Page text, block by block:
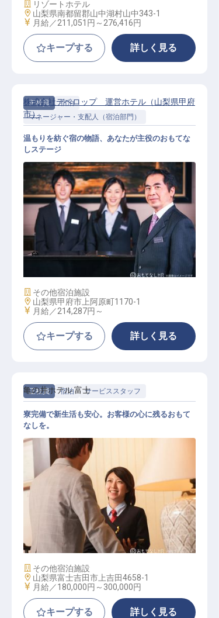
施設業態
リゾートホテル
勤務地
山梨県南都留郡山中湖村山中343-1
給与
月給／211,051円～ 276,416円
キープする 詳しく見る
正社員
宿泊
マネージャー・支配人（宿泊部門）
運営マネージャー
株式会社デベロップ 運営ホテル（山梨県甲府
市）
温もりを紡ぐ宿の物語、あなたが主役のおもてな
しステージ
施設業態
その他宿泊施設
勤務地
山梨県甲府市上阿原町1170-1
給与
月給／214,287円～
キープする 詳しく見る
正社員 宿泊 サービススタッフ
レストランサービス
亀の井ホテル 富士
寮完備で新生活も安心。お客様の心に残るおもて
なしを。
施設業態
その他宿泊施設
勤務地
山梨県富士吉田市上吉田4658-1
給与
月給／180,000円～ 300,000円
キープする 詳しく見る